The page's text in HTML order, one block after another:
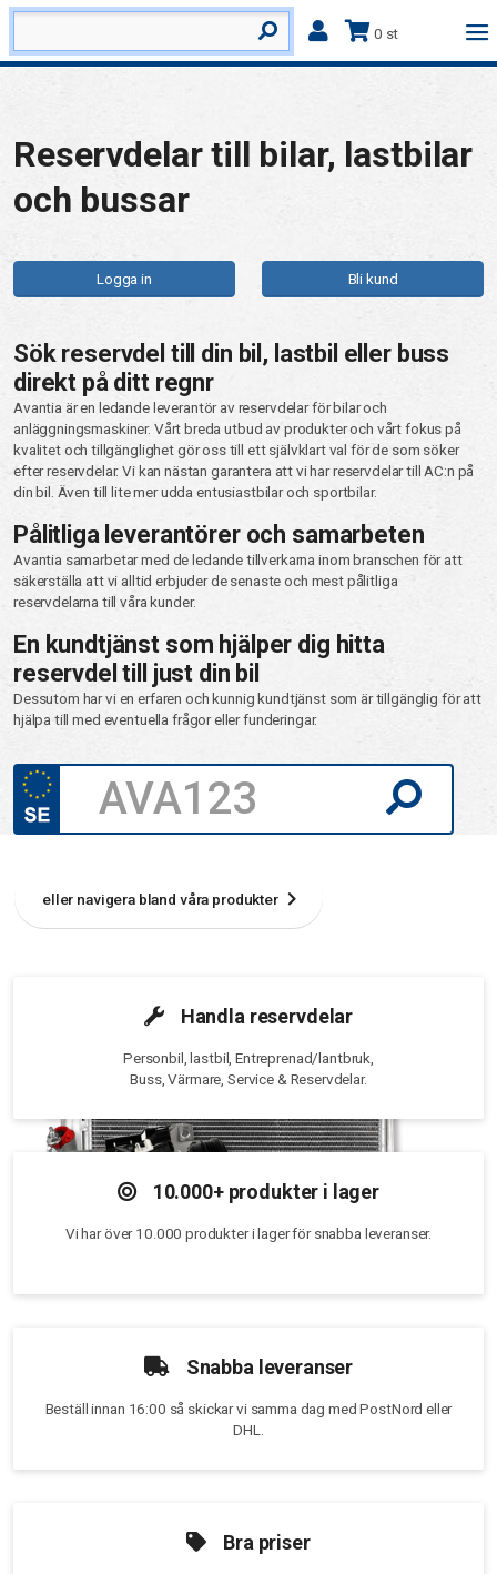
0 st
Reservdelar till bilar, lastbilar
och bussar
Logga in Bli kund
Sök reservdel till din bil, lastbil eller buss
direkt på ditt regnr
Avantia är en ledande leverantör av reservdelar för bilar och
anläggningsmaskiner. Vårt breda utbud av produkter och vårt fokus på
kvalitet och tillgänglighet gör oss till ett självklart val för de som söker
efter reservdelar. Vi kan nästan garantera att vi har reservdelar till AC:n på
din bil. Även till lite mer udda entusiastbilar och sportbilar.
Pålitliga leverantörer och samarbeten
Avantia samarbetar med de ledande tillverkarna inom branschen för att
säkerställa att vi alltid erbjuder de senaste och mest pålitliga
reservdelarna till våra kunder.
En kundtjänst som hjälper dig hitta
reservdel till just din bil
Dessutom har vi en erfaren och kunnig kundtjänst som är tillgänglig för att
hjälpa till med eventuella frågor eller funderingar.
eller navigera bland våra produkter
Handla reservdelar
Personbil, lastbil, Entreprenad/lantbruk,
Buss, Värmare, Service & Reservdelar.
10.000+ produkter i lager
Vi har över 10.000 produkter i lager för snabba leveranser.
Snabba leveranser
Beställ innan 16:00 så skickar vi samma dag med PostNord eller
DHL.
Bra priser